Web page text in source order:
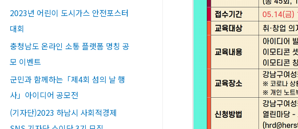
2023년 어린이 도시가스 안전포스터
대회
충청남도 온라인 소통 플랫폼 명칭 공
모 이벤트
군민과 함께하는「제4회 섬의 날 행
사」아이디어 공모전
(기자단)2023 하남시 사회적경제